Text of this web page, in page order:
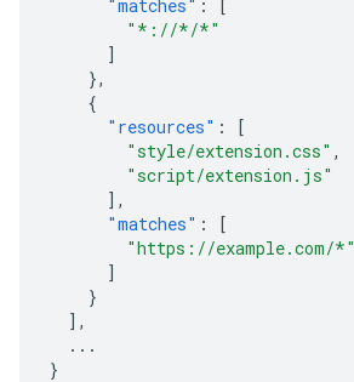
"matches" :
[
"*://*/*"
]
},
{
"resources" :
[
"style/extension.css" ,
"script/extension.js"
],
"matches" :
[
"https://example.com/*"
]
}
],
...
}